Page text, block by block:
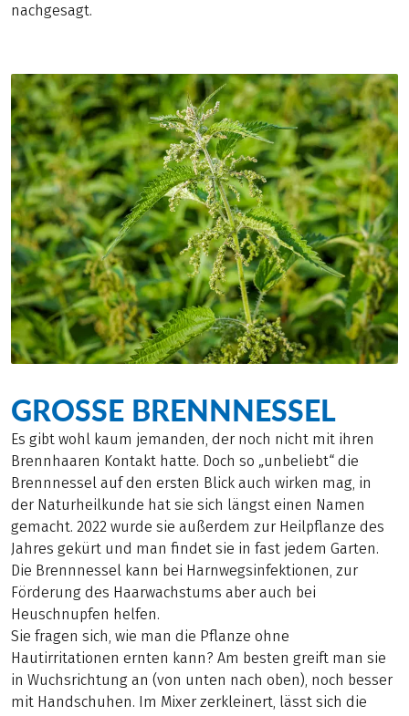
nachgesagt.
GROSSE BRENNNESSEL
Es gibt wohl kaum jemanden, der noch nicht mit ihren
Brennhaaren Kontakt hatte. Doch so „unbeliebt“ die
Brennnessel auf den ersten Blick auch wirken mag, in
der Naturheilkunde hat sie sich längst einen Namen
gemacht. 2022 wurde sie außerdem zur Heilpflanze des
Jahres gekürt und man findet sie in fast jedem Garten.
Die Brennnessel kann bei Harnwegsinfektionen, zur
Förderung des Haarwachstums aber auch bei
Heuschnupfen helfen.
Sie fragen sich, wie man die Pflanze ohne
Hautirritationen ernten kann? Am besten greift man sie
in Wuchsrichtung an (von unten nach oben), noch besser
mit Handschuhen. Im Mixer zerkleinert, lässt sich die